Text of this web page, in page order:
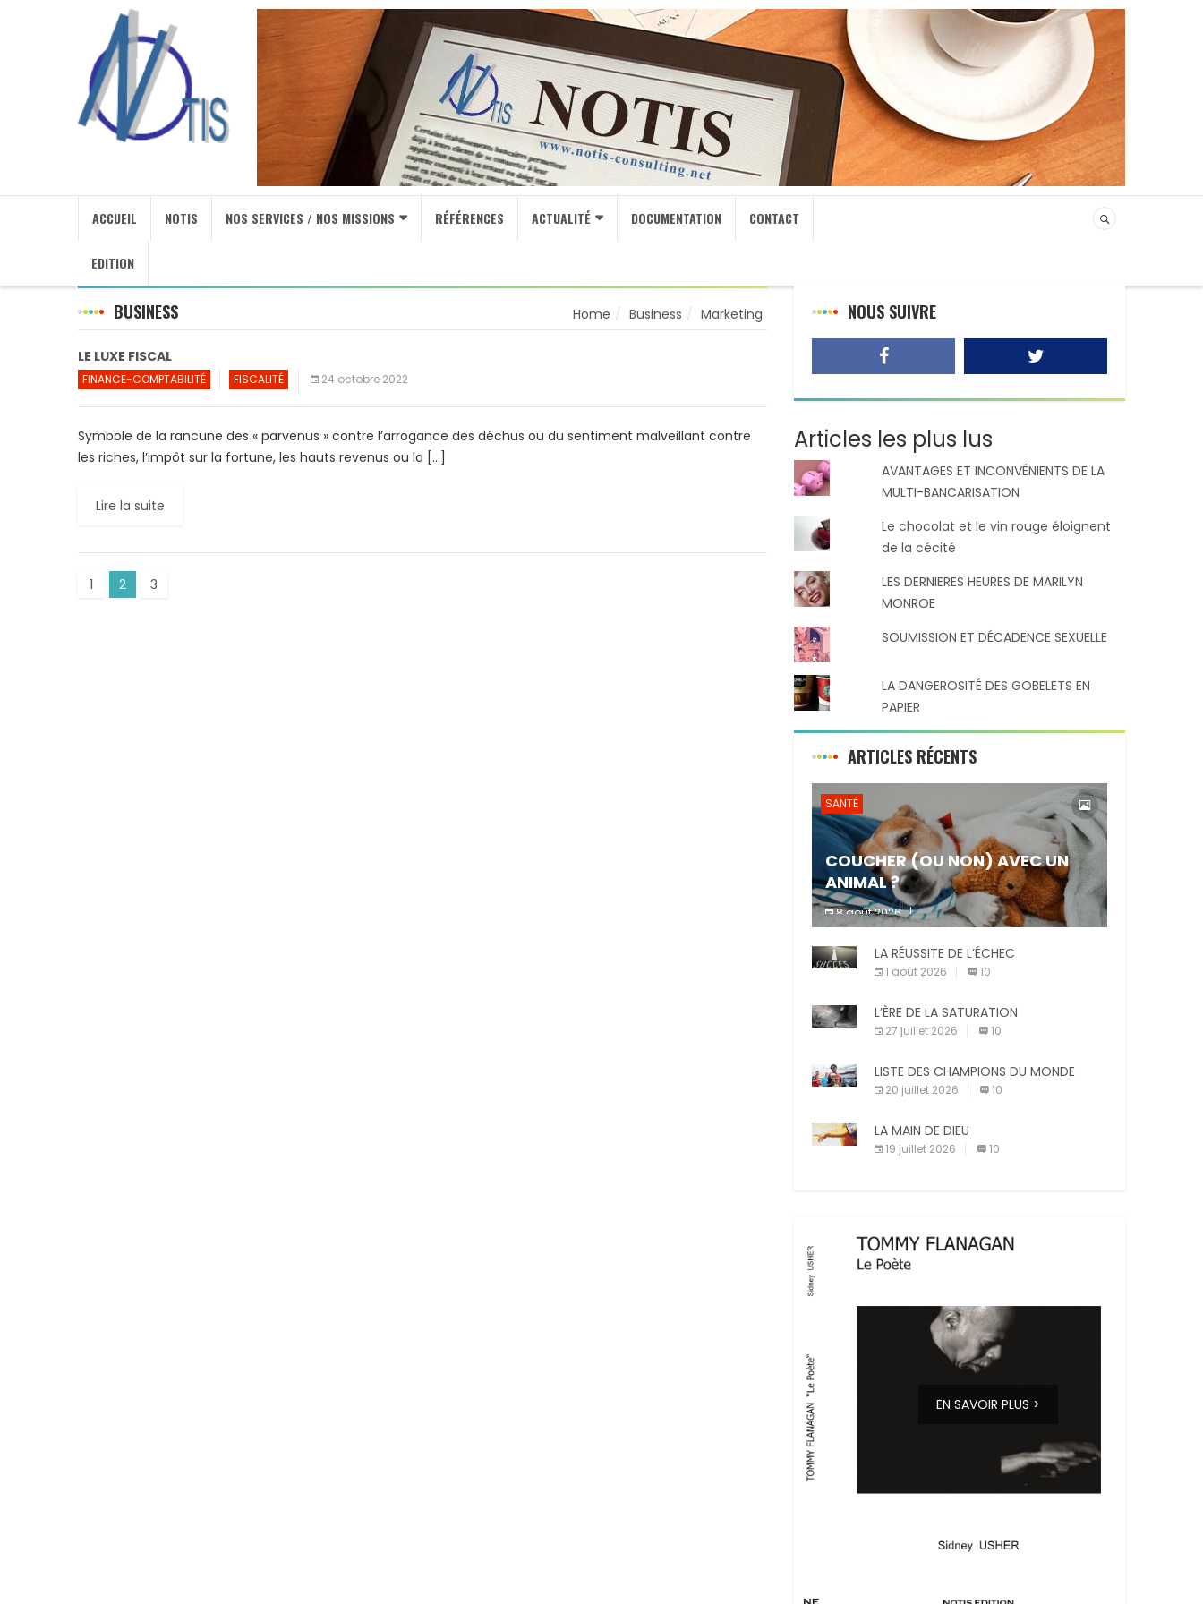
ACCUEIL NOTIS NOS SERVICES / NOS MISSIONS RÉFÉRENCES ACTUALITÉ DOCUMENTATION CONTACT
EDITION
BUSINESS Home Business Marketing
LE LUXE FISCAL
FINANCE-COMPTABILITÉ FISCALITÉ 24 octobre 2022
Symbole de la rancune des « parvenus » contre l’arrogance des déchus ou du sentiment malveillant contre
les riches, l’impôt sur la fortune, les hauts revenus ou la […]
Lire la suite
1 2 3
NOUS SUIVRE
Articles les plus lus
AVANTAGES ET INCONVÉNIENTS DE LA
MULTI-BANCARISATION
Le chocolat et le vin rouge éloignent
de la cécité
LES DERNIERES HEURES DE MARILYN
MONROE
SOUMISSION ET DÉCADENCE SEXUELLE
LA DANGEROSITÉ DES GOBELETS EN
PAPIER
ARTICLES RÉCENTS
SANTÉ
COUCHER (OU NON) AVEC UN
ANIMAL ?
8 août 2026
compagnie est un sujet très controversé.
Les adeptes affirment que la présence de
LA RÉUSSITE DE L’ÉCHEC
1 août 2026 10
L’ÈRE DE LA SATURATION
27 juillet 2026 10
LISTE DES CHAMPIONS DU MONDE
20 juillet 2026 10
LA MAIN DE DIEU
19 juillet 2026 10
EN SAVOIR PLUS >